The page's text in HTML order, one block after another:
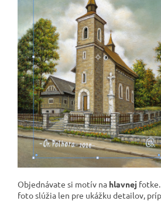
Objednávate si motív na hlavnej
foto slúžia len pre ukážku detailov,